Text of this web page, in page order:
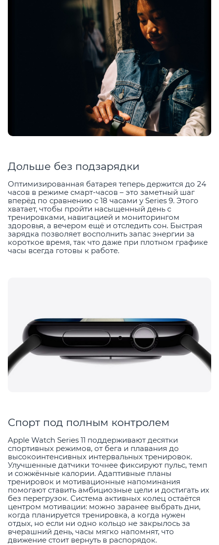
Дольше без подзарядки
Оптимизированная батарея теперь держится до 24
часов в режиме смарт-часов – это заметный шаг
вперёд по сравнению с 18 часами у Series 9. Этого
хватает, чтобы пройти насыщенный день с
тренировками, навигацией и мониторингом
здоровья, а вечером ещё и отследить сон. Быстрая
зарядка позволяет восполнить запас энергии за
короткое время, так что даже при плотном графике
часы всегда готовы к работе.
Спорт под полным контролем
Apple Watch Series 11 поддерживают десятки
спортивных режимов, от бега и плавания до
высокоинтенсивных интервальных тренировок.
Улучшенные датчики точнее фиксируют пульс, темп
и сожжённые калории. Адаптивные планы
тренировок и мотивационные напоминания
помогают ставить амбициозные цели и достигать их
без перегрузок. Система активных колец остаётся
центром мотивации: можно заранее выбрать дни,
когда планируется тренировка, а когда нужен
отдых, но если ни одно кольцо не закрылось за
вчерашний день, часы мягко напомнят, что
движение стоит вернуть в распорядок.